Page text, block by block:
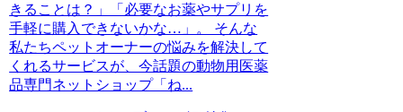
きることは？」「必要なお薬やサプリを
手軽に購入できないかな…」。 そんな
私たちペットオーナーの悩みを解決して
くれるサービスが、今話題の動物用医薬
品専門ネットショップ「ね...